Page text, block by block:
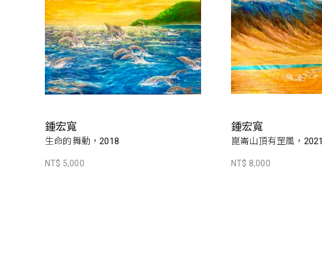
鍾宏寬
生命的舞動，2018
NT$ 5,000
鍾宏寬
崑崙山頂有罡風，2021
NT$ 8,000